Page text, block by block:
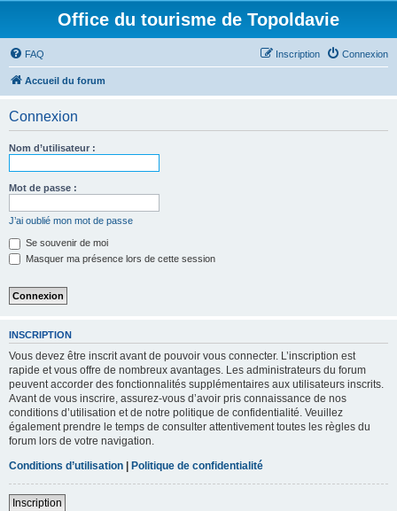
Office du tourisme de Topoldavie
FAQ Connexion
Inscription
Accueil du forum
Connexion
Nom d’utilisateur :
Mot de passe :
J’ai oublié mon mot de passe
Se souvenir de moi
Masquer ma présence lors de cette session
INSCRIPTION
Vous devez être inscrit avant de pouvoir vous connecter. L’inscription est
rapide et vous offre de nombreux avantages. Les administrateurs du forum
peuvent accorder des fonctionnalités supplémentaires aux utilisateurs inscrits.
Avant de vous inscrire, assurez-vous d’avoir pris connaissance de nos
conditions d’utilisation et de notre politique de confidentialité. Veuillez
également prendre le temps de consulter attentivement toutes les règles du
forum lors de votre navigation.
Conditions d’utilisation | Politique de confidentialité
Inscription